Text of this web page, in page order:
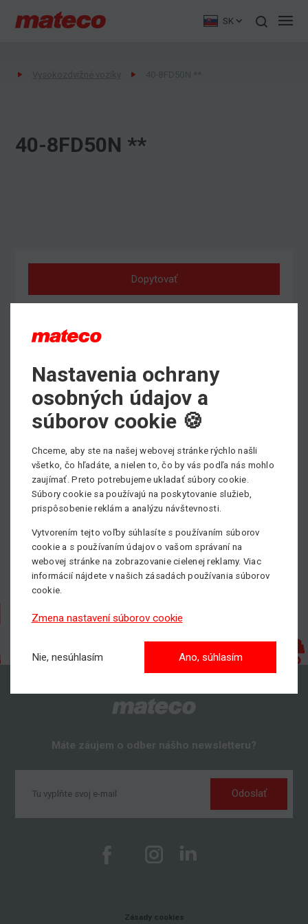
SK
40-8FD50N **
Dopytovať
4.00 m
Min. nosnosť
Pohon
Diesel
Máte záujem o odber nášho newsletteru?
Odoslať
Zásady cookies
Nastavenia ochrany
osobných údajov a
súborov cookie 🍪
Chceme, aby ste na našej webovej stránke rýchlo našli
všetko, čo hľadáte, a nielen to, čo by vás podľa nás mohlo
zaujímať. Preto potrebujeme ukladať súbory cookie.
Súbory cookie sa používajú na poskytovanie služieb,
prispôsobenie reklám a analýzu návštevnosti.
Vytvorením tejto voľby súhlasíte s používaním súborov
cookie a s používaním údajov o vašom správaní na
webovej stránke na zobrazovanie cielenej reklamy. Viac
informácií nájdete v našich zásadách používania súborov
cookie.
Zmena nastavení súborov cookie
Nie, nesúhlasím Ano, súhlasím